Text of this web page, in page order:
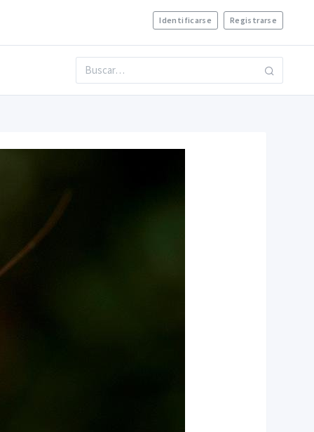
Identificarse Registrarse